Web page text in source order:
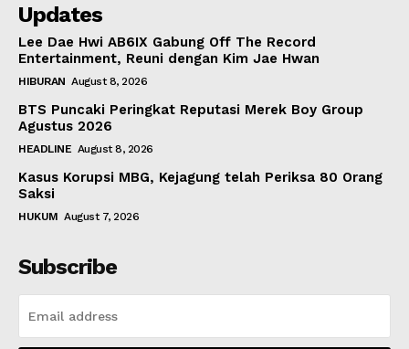
Updates
Lee Dae Hwi AB6IX Gabung Off The Record
Entertainment, Reuni dengan Kim Jae Hwan
HIBURAN August 8, 2026
BTS Puncaki Peringkat Reputasi Merek Boy Group
Agustus 2026
HEADLINE August 8, 2026
Kasus Korupsi MBG, Kejagung telah Periksa 80 Orang
Saksi
HUKUM August 7, 2026
Subscribe